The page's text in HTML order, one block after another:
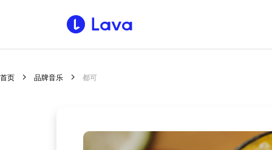
首页 品牌音乐 都可